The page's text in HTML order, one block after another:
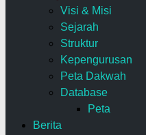
Visi & Misi
Sejarah
Struktur
Kepengurusan
Peta Dakwah
Database
Peta
Berita